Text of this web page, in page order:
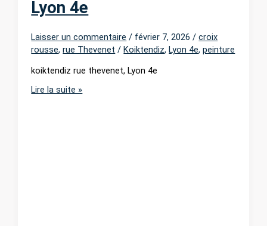
Lyon 4e
Laisser un commentaire / février 7, 2026/croix
rousse,rue Thevenet /Koiktendiz,Lyon 4e,peinture
koiktendiz rue thevenet, Lyon 4e
koiktendiz
Lire la suite »